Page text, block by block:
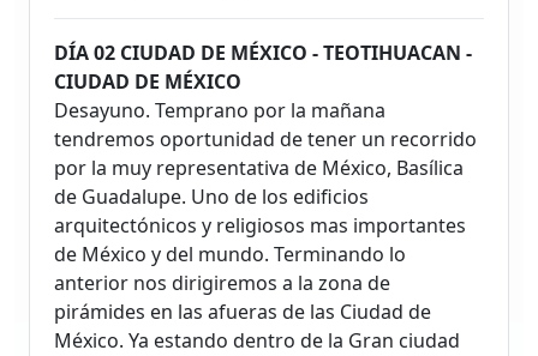
DÍA 02 CIUDAD DE MÉXICO - TEOTIHUACAN -
CIUDAD DE MÉXICO
Desayuno. Temprano por la mañana
tendremos oportunidad de tener un recorrido
por la muy representativa de México, Basílica
de Guadalupe. Uno de los edificios
arquitectónicos y religiosos mas importantes
de México y del mundo. Terminando lo
anterior nos dirigiremos a la zona de
pirámides en las afueras de las Ciudad de
México. Ya estando dentro de la Gran ciudad